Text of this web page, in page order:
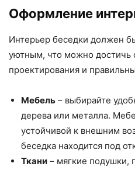
Оформление
Интерьер беседки должен
уютным, что можно достичь
проектирования и
Мебель – выбирайте
дерева или металла.
устойчивой к внешним
беседка находится под
Ткани – мягкие подушки,